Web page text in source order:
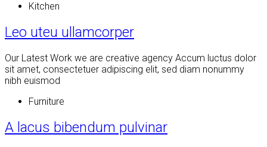
Kitchen
Leo uteu ullamcorper
Our Latest Work we are creative agency Accum luctus dolor
sit amet, consectetuer adipiscing elit, sed diam nonummy
nibh euismod
Furniture
A lacus bibendum pulvinar